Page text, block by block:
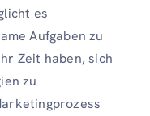
es
Aufgaben zu
Zeit haben, sich
zu